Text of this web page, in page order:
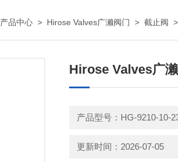
产品中心 > Hirose Valves广濑阀门 >截止阀 >
Hirose Valves广
产品型号：HG-9210-10-
更新时间：2026-07-05